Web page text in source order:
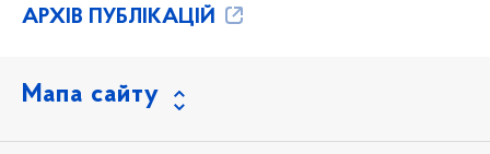
АРХІВ ПУБЛІКАЦІЙ
Мапа сайту